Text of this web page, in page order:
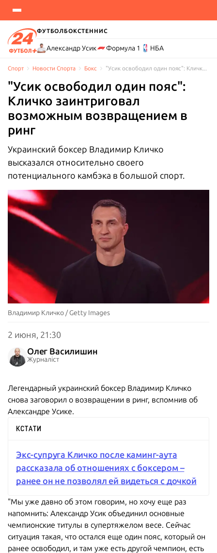
ФУТБОЛБОКСТЕННИС
Александр Усик Формула 1 НБА
Спорт Новости Cпорта Бокс
"Усик освободил один пояс":
Кличко заинтриговал
возможным возвращением в
ринг
Украинский боксер Владимир Кличко
высказался относительно своего
потенциального камбэка в большой спорт.
Владимир Кличко / Getty Images
2 июня, 21:30
Олег Василишин
Журналіст
Легендарный украинский боксер Владимир Кличко
снова заговорил о возвращении в ринг, вспомнив об
Александре Усике.
КСТАТИ
Экс-супруга Кличко после каминг-аута
рассказала об отношениях с боксером –
ранее он не позволял ей видеться с дочкой
"Мы уже давно об этом говорим, но хочу еще раз
напомнить: Александр Усик объединил основные
чемпионские титулы в супертяжелом весе. Сейчас
ситуация такая, что остался еще один пояс, который он
ранее освободил, и там уже есть другой чемпион, есть